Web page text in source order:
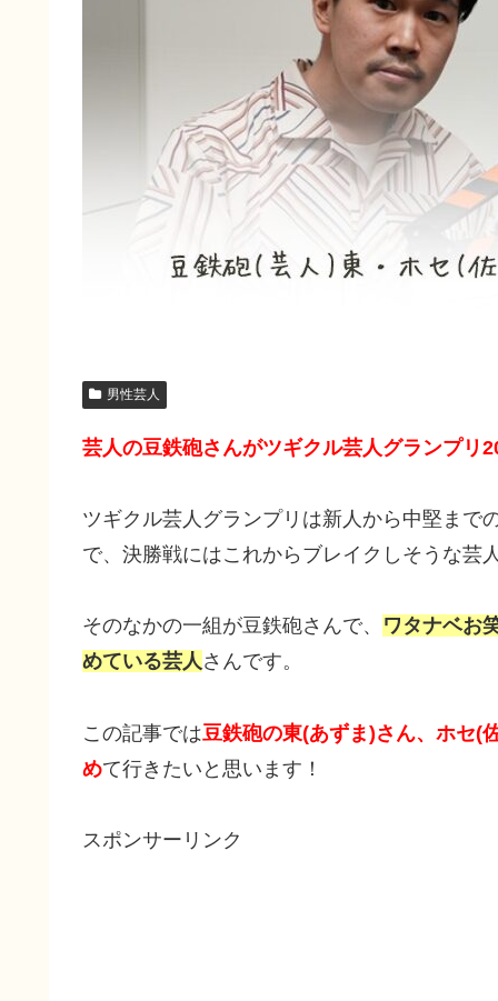
男性芸人
芸人の豆鉄砲さんがツギクル芸人グランプリ
ツギクル芸人グランプリは新人から中堅まで
で、決勝戦にはこれからブレイクしそうな芸
そのなかの一組が豆鉄砲さんで、 ワタナベお
めている芸人さんです。
この記事では豆鉄砲の東(あずま)さん、ホセ(
めて行きたいと思います！
スポンサーリンク